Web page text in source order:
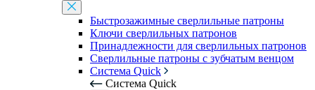
Быстрозажимные сверлильные патроны
Ключи сверлильных патронов
Принадлежности для сверлильных патронов
Сверлильные патроны с зубчатым венцом
Система Quick
Система Quick